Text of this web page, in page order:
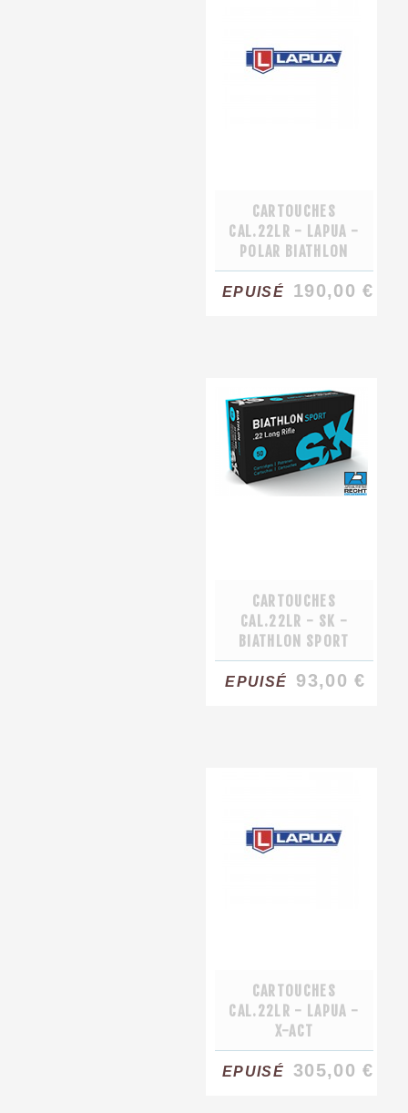
CARTOUCHES
CAL.22LR - LAPUA -
POLAR BIATHLON
EPUISÉ 190,00 €
CARTOUCHES
CAL.22LR - SK -
BIATHLON SPORT
EPUISÉ 93,00 €
CARTOUCHES
CAL.22LR - LAPUA -
X-ACT
EPUISÉ 305,00 €